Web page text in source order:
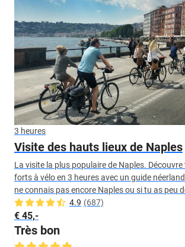
3 heures
Visite des hauts lieux de Naples
La visite la plus populaire de Naples.
forts à vélo en 3 heures avec un guide
ne connais pas encore Naples ou si tu as peu
4.9 (687)
€ 45,-
Très bon